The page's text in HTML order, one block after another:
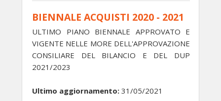
BIENNALE ACQUISTI 2020 - 2021
ULTIMO PIANO BIENNALE APPROVATO E
VIGENTE NELLE MORE DELL'APPROVAZIONE
CONSILIARE DEL BILANCIO E DEL DUP
2021/2023
Ultimo aggiornamento: 31/05/2021